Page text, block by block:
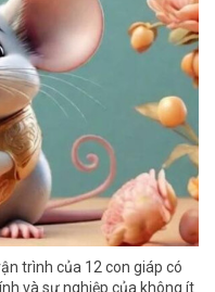
trình của 12 con giáp có
và sự nghiệp của không ít